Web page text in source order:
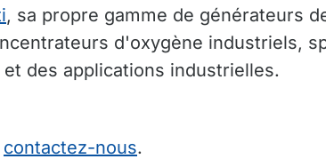
, sa propre gamme de générateurs
d'oxygène industriels,
des applications industrielles.
contactez-nous.